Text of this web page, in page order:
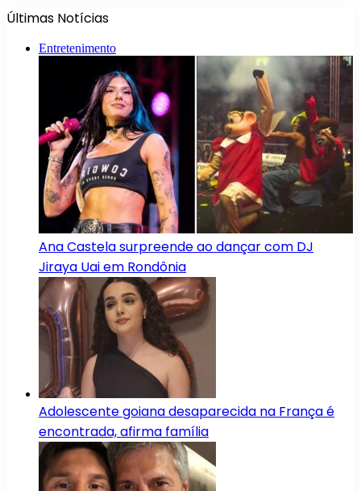
Últimas Notícias
Entretenimento
Ana Castela surpreende ao dançar com DJ
Jiraya Uai em Rondônia
Adolescente goiana desaparecida na França é
encontrada, afirma família